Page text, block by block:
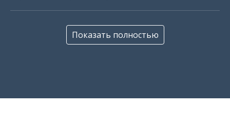
Курс теста 6-
Тест 6-минутной
ходьбы (ТШХ)
Лента фиксирующая (1 м)
Смартфон 1 шт.
Показать полностью